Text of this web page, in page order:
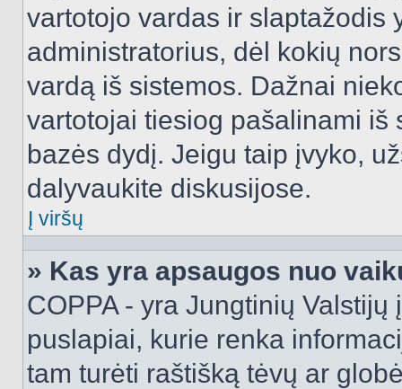
vartotojo vardas ir slaptažodis
administratorius, dėl kokių
vardą iš sistemos. Dažnai
vartotojai tiesiog pašalinami iš
bazės dydį. Jeigu taip įvyko,
dalyvaukite diskusijose.
Į viršų
» Kas yra apsaugos nuo
COPPA - yra Jungtinių
puslapiai, kurie renka
tam turėti raštišką tėvų ar